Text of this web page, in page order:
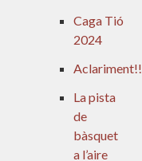
Caga Tió
2024
La pista
de
bàsquet
a l’aire